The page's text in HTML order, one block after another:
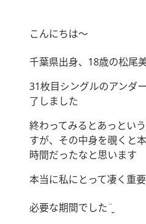
こんにちは〜
千葉県出身、18歳の松尾美
31枚目シングルのアンダ
了しました
終わってみるとあっとい
すが、その中身を覗くと
時間だったなと思います
本当に私にとって凄く重要
必要な期間でした¨̮